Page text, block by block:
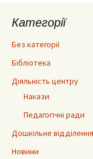
Категорії
Без категорії
Бібліотека
Діяльність центру
Накази
Педагогічні ради
Дошкільне відділення
Новини